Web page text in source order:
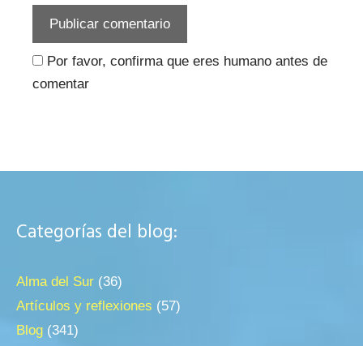
Por favor, confirma que eres humano antes de
comentar
Categorías del blog:
Alma del Sur (36)
Artículos y reflexiones (57)
Blog (341)